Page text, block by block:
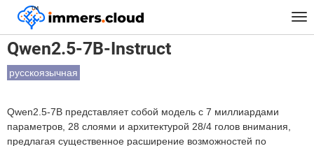
™
Главная Модели Qwen2.5-7B-Instruct
Qwen2.5-7B-Instruct
русскоязычная
Qwen2.5-7B представляет собой модель с 7 миллиардами
параметров, 28 слоями и архитектурой 28/4 голов внимания,
предлагая существенное расширение возможностей по